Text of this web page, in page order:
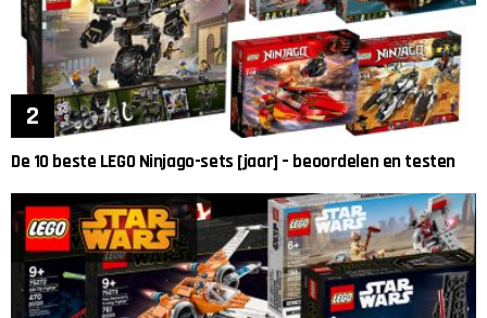
De 10 beste LEGO Ninjago-sets [jaar] – beoordelen en testen